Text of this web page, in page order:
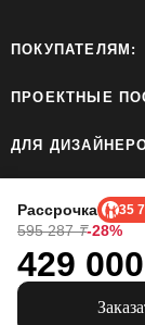
Рассрочка 35
595 287₸-28%
429 000
ПОКУПАТЕЛЯМ:
ПРОЕКТНЫЕ
ДЛЯ
ТОО «Home Ecology
Политика
Официальный сайт
сайтом